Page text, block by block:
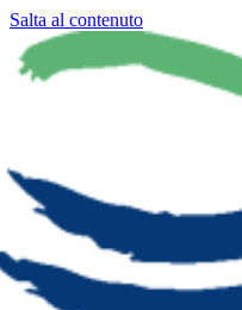
Salta al contenuto